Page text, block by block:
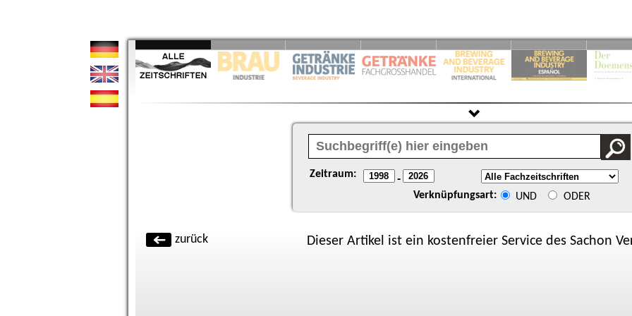
Zeitraum: -
Verknüpfungsart: UND ODER
zurück Dieser Artikel ist ein kostenfreier Service des Sachon